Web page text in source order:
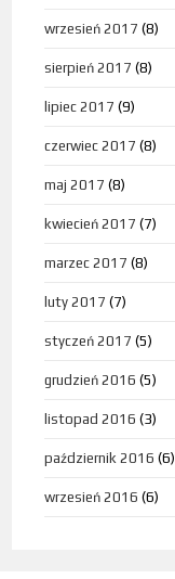
wrzesień 2017 (8)
sierpień 2017 (8)
lipiec 2017 (9)
czerwiec 2017 (8)
maj 2017 (8)
kwiecień 2017 (7)
marzec 2017 (8)
luty 2017 (7)
styczeń 2017 (5)
grudzień 2016 (5)
listopad 2016 (3)
październik 2016 (6)
wrzesień 2016 (6)